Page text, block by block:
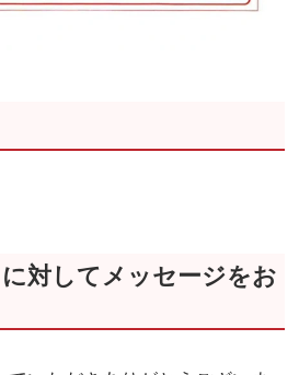
対してメッセージをお